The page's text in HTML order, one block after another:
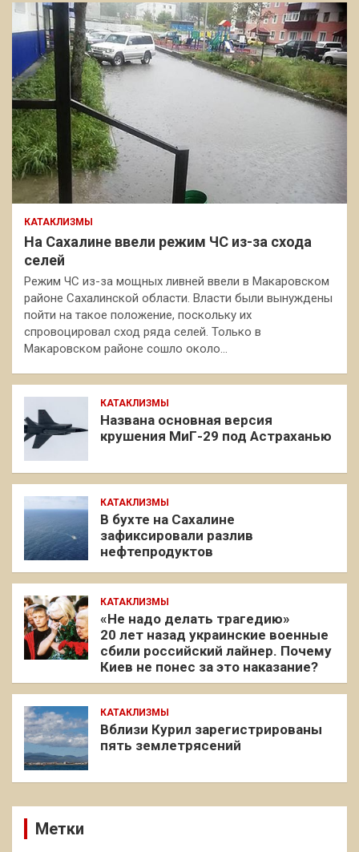
КАТАКЛИЗМЫ
На Сахалине ввели режим ЧС из-за схода
селей
Режим ЧС из-за мощных ливней ввели в Макаровском
районе Сахалинской области. Власти были вынуждены
пойти на такое положение, поскольку их
спровоцировал сход ряда селей. Только в
Макаровском районе сошло около…
КАТАКЛИЗМЫ
Названа основная версия
крушения МиГ-29 под Астраханью
КАТАКЛИЗМЫ
В бухте на Сахалине
зафиксировали разлив
нефтепродуктов
КАТАКЛИЗМЫ
«Не надо делать трагедию»
20 лет назад украинские военные
сбили российский лайнер. Почему
Киев не понес за это наказание?
КАТАКЛИЗМЫ
Вблизи Курил зарегистрированы
пять землетрясений
Метки